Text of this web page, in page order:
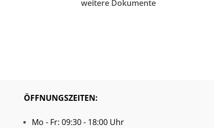
weitere Dokumente
ÖFFNUNGSZEITEN:
Mo - Fr: 09:30 - 18:00 Uhr